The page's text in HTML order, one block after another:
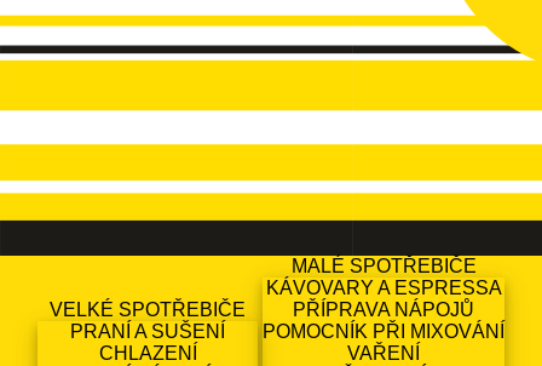
VELKÉ SPOTŘEBIČE
PRANÍ A SUŠENÍ
CHLAZENÍ
MALÉ SPOTŘEBIČE
KÁVOVARY A ESPRESSA
PŘÍPRAVA NÁPOJŮ
POMOCNÍK PŘI MIXOVÁNÍ
VAŘENÍ